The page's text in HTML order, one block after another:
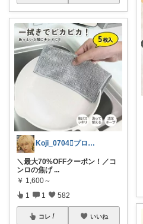
Koji_0704🫟プロフも見てね♪
＼最大70%OFFクーポン！／コ
ンロの焦げ ...
￥ 1,600～
1 1 582
コレ いいね